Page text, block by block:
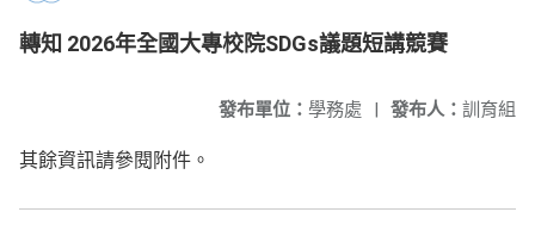
轉知 2026年全國大專校院SDGs議題短講競賽
發布人： 訓育組
發布單位： 學務處 |
其餘資訊請參閱附件。